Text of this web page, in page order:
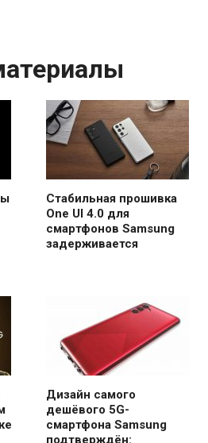
Стабильная прошивка
One UI 4.0 для
смартфонов Samsung
задерживается
Дизайн самого
дешёвого 5G-
смартфона Samsung
подтверждён: